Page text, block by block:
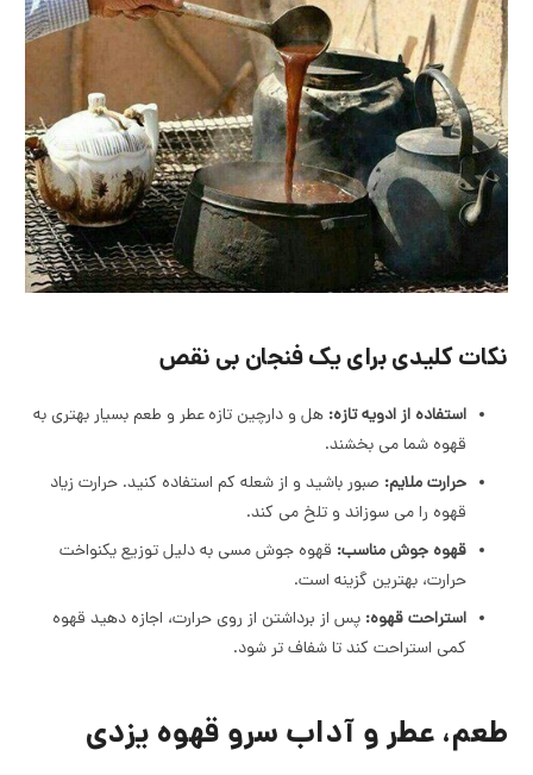
نکات کلیدی برای یک فنجان بی نقص
استفاده از ادویه تازه: هل و دارچین تازه عطر و طعم بسیار بهتری به
قهوه شما می بخشند.
حرارت ملایم: صبور باشید و از شعله کم استفاده کنید. حرارت زیاد
قهوه را می سوزاند و تلخ می کند.
قهوه جوش مناسب: قهوه جوش مسی به دلیل توزیع یکنواخت
حرارت، بهترین گزینه است.
استراحت قهوه: پس از برداشتن از روی حرارت، اجازه دهید قهوه
کمی استراحت کند تا شفاف تر شود.
طعم، عطر و آداب سرو قهوه یزدی